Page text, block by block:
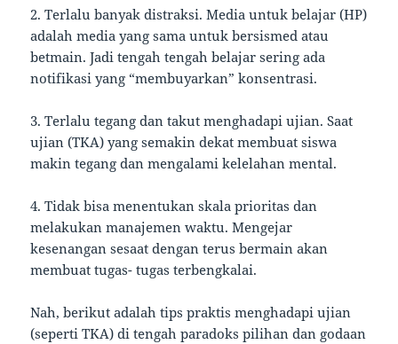
2. Terlalu banyak distraksi. Media untuk belajar (HP)
adalah media yang sama untuk bersismed atau
betmain. Jadi tengah tengah belajar sering ada
notifikasi yang “membuyarkan” konsentrasi.
3. Terlalu tegang dan takut menghadapi ujian. Saat
ujian (TKA) yang semakin dekat membuat siswa
makin tegang dan mengalami kelelahan mental.
4. Tidak bisa menentukan skala prioritas dan
melakukan manajemen waktu. Mengejar
kesenangan sesaat dengan terus bermain akan
membuat tugas- tugas terbengkalai.
Nah, berikut adalah tips praktis menghadapi ujian
(seperti TKA) di tengah paradoks pilihan dan godaan